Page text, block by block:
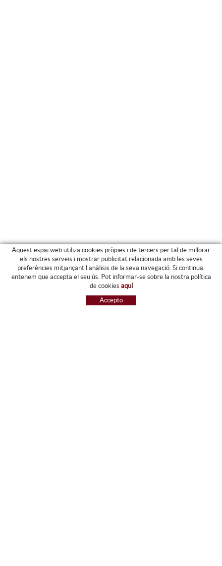
PRODUCTES
MAQUINÀRIA
Aquest espai web utiliza cookies pròpies i de tercers per tal de millorar
els nostres serveis i mostrar publicitat relacionada amb les seves
preferències mitjançant l'anàlisis de la seva navegació. Si continua,
entenem que accepta el seu ús. Pot informar-se sobre la nostra política
de cookies aquí
Accepto